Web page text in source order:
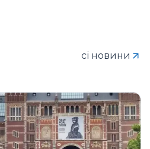
сі новини